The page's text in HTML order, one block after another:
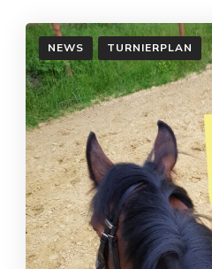
NEWS TURNIERPLAN